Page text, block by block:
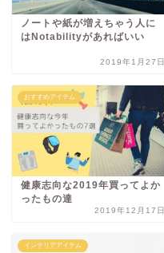
ノートや紙が増えちゃう人に
はNotabilityがあればいい
2019年1月27日
おすすめアイテム
健康志向な2019年買ってよか
ったもの達
2019年12月17日
インテリアアイテム